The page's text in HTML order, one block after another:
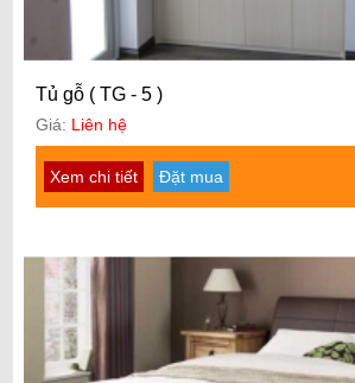
Tủ gỗ ( TG - 5 )
Giá: Liên hệ
Xem chi tiết Đặt mua